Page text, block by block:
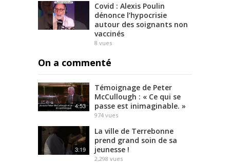
Covid : Alexis Poulin
dénonce l’hypocrisie
autour des soignants non
vaccinés
8 vues
On a commenté
4:53
Témoignage de Peter
McCullough : « Ce qui se
passe est inimaginable. »
974 vues
3:19
La ville de Terrebonne
prend grand soin de sa
jeunesse !
2,298 vues